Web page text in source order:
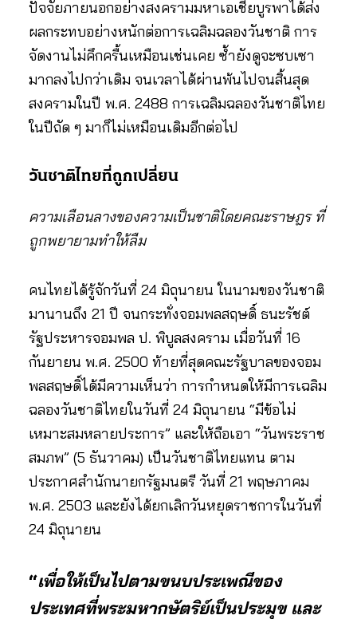
ปัจจัยภายนอกอย่างสงครามมหาเอเชียบูรพาได้ส่ง
ผลกระทบอย่างหนักต่อการเฉลิมฉลองวันชาติ การ
จัดงานไม่คึกครื้นเหมือนเช่นเคย ซ้ำยังดูจะซบเซา
มากลงไปกว่าเดิม จนเวลาได้ผ่านพ้นไปจนสิ้นสุด
สงครามในปี พ.ศ. 2488 การเฉลิมฉลองวันชาติไทย
ในปีถัด ๆ มาก็ไม่เหมือนเดิมอีกต่อไป
วันชาติไทยที่ถูกเปลี่ยน
ความเลือนลางของความเป็นชาติโดยคณะราษฎร ที่
ถูกพยายามทำให้ลืม
คนไทยได้รู้จักวันที่ 24 มิถุนายน ในนามของวันชาติ
มานานถึง 21 ปี จนกระทั่งจอมพลสฤษดิ์ ธนะรัชต์
รัฐประหารจอมพล ป. พิบูลสงคราม เมื่อวันที่ 16
กันยายน พ.ศ. 2500 ท้ายที่สุดคณะรัฐบาลของจอม
พลสฤษดิ​์ได้มีความเห็นว่า การกำหนดให้มีการเฉลิม
ฉลองวันชาติไทยในวันที่ 24 มิถุนายน “มีข้อไม่
เหมาะสมหลายประการ” และให้ถือเอา “วันพระราช
สมภพ” (5 ธันวาคม) เป็นวันชาติไทยแทน ตาม
ประกาศสำนักนายกรัฐมนตรี วันที่ 21 พฤษภาคม
พ.ศ.​ 2503 และยังได้ยกเลิกวันหยุดราชการในวันที่
24 มิถุนายน
“เพื่อให้เป็นไปตามขนบประเพณีของ
ประเทศที่พระมหากษัตริย์เป็นประมุข และ